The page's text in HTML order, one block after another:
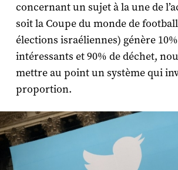
concernant un sujet à la une de
soit la Coupe du monde de
élections israéliennes) génère
intéressants et 90% de déchet,
mettre au point un système qui
proportion.